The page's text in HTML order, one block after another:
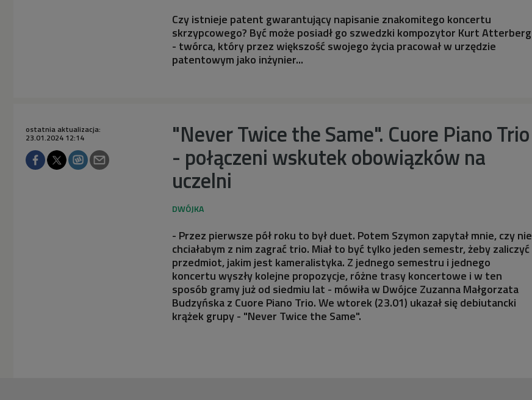
Czy istnieje patent gwarantujący napisanie znakomitego koncertu
skrzypcowego? Być może posiadł go szwedzki kompozytor Kurt Atterberg
- twórca, który przez większość swojego życia pracował w urzędzie
patentowym jako inżynier...
"Never Twice the Same". Cuore Piano Trio
- połączeni wskutek obowiązków na
uczelni
ostatnia aktualizacja:
23.01.2024 12:14
- Przez pierwsze pół roku to był duet. Potem Szymon zapytał mnie, czy nie
chciałabym z nim zagrać trio. Miał to być tylko jeden semestr, żeby zaliczyć
przedmiot, jakim jest kameralistyka. Z jednego semestru i jednego
koncertu wyszły kolejne propozycje, różne trasy koncertowe i w ten
sposób gramy już od siedmiu lat - mówiła w Dwójce Zuzanna Małgorzata
Budzyńska z Cuore Piano Trio. We wtorek (23.01) ukazał się debiutancki
krążek grupy - "Never Twice the Same".